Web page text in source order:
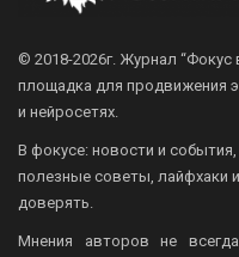
© 2018-2026г. Журнал “Фокус
площадка для продвижения
и нейросетях.
В фокусе: новости и
полезные советы, лайфхаки
доверять.
Мнения авторов не